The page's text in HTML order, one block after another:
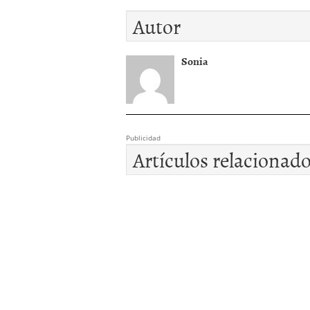
Autor
Sonia
Publicidad
Artículos